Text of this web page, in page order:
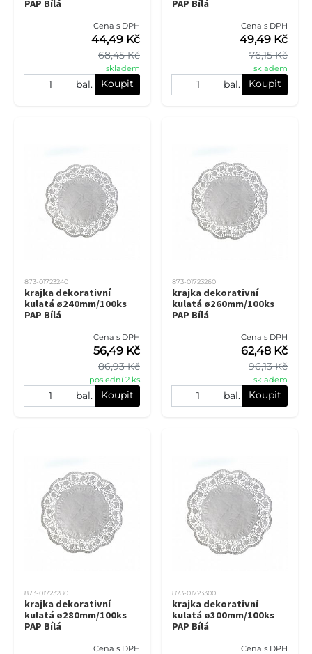
PAP Bílá
Cena s DPH
68,45 Kč
44,49 Kč
skladem
bal. Koupit
PAP Bílá
Cena s DPH
76,15 Kč
49,49 Kč
skladem
bal. Koupit
873-01723240
krajka dekorativní
kulatá ø240mm/100ks
PAP Bílá
Cena s DPH
86,93 Kč
56,49 Kč
poslední 2 ks
bal. Koupit
873-01723260
krajka dekorativní
kulatá ø260mm/100ks
PAP Bílá
Cena s DPH
96,13 Kč
62,48 Kč
skladem
bal. Koupit
873-01723280
krajka dekorativní
kulatá ø280mm/100ks
PAP Bílá
Cena s DPH
873-01723300
krajka dekorativní
kulatá ø300mm/100ks
PAP Bílá
Cena s DPH